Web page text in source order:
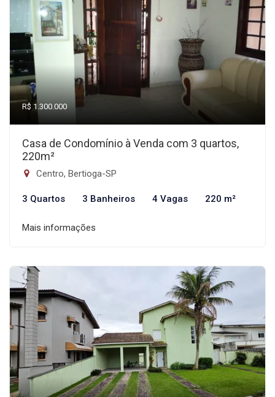
R$ 1.300.000
Casa de Condomínio à Venda com 3 quartos,
220m²
Centro, Bertioga-SP
3 Quartos 3 Banheiros 4 Vagas 220 m²
Mais informações